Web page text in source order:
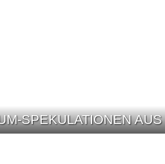
SPEKULATIONEN AUS